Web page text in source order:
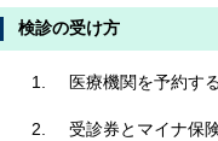
検診の受け方
医療機関を予約す
受診券とマイナ保